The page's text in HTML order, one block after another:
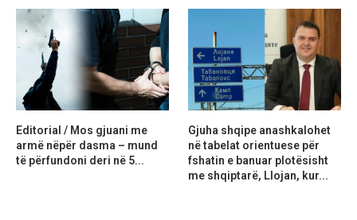
Editorial / Mos gjuani me
armë nëpër dasma – mund
të përfundoni deri në 5...
Gjuha shqipe anashkalohet
në tabelat orientuese për
fshatin e banuar plotësisht
me shqiptarë, Llojan, kur...